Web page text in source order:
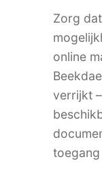
Zorg
online
verrijkt